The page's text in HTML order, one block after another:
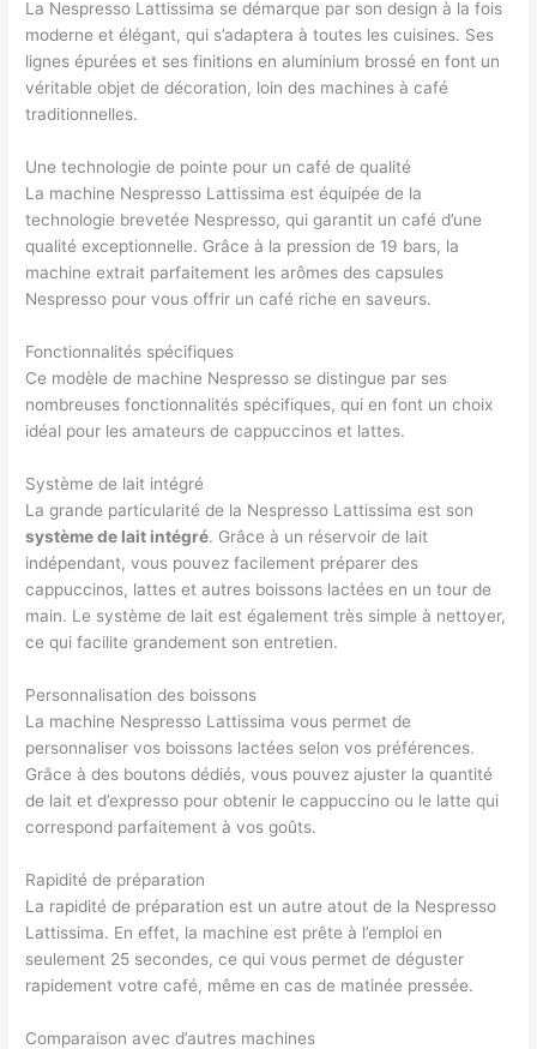
La Nespresso Lattissima se démarque par son design à la fois
moderne et élégant, qui s’adaptera à toutes les cuisines. Ses
lignes épurées et ses finitions en aluminium brossé en font un
véritable objet de décoration, loin des machines à café
traditionnelles.
Une technologie de pointe pour un café de qualité
La machine Nespresso Lattissima est équipée de la
technologie brevetée Nespresso, qui garantit un café d’une
qualité exceptionnelle. Grâce à la pression de 19 bars, la
machine extrait parfaitement les arômes des capsules
Nespresso pour vous offrir un café riche en saveurs.
Fonctionnalités spécifiques
Ce modèle de machine Nespresso se distingue par ses
nombreuses fonctionnalités spécifiques, qui en font un choix
idéal pour les amateurs de cappuccinos et lattes.
Système de lait intégré
La grande particularité de la Nespresso Lattissima est son
système de lait intégré. Grâce à un réservoir de lait
indépendant, vous pouvez facilement préparer des
cappuccinos, lattes et autres boissons lactées en un tour de
main. Le système de lait est également très simple à nettoyer,
ce qui facilite grandement son entretien.
Personnalisation des boissons
La machine Nespresso Lattissima vous permet de
personnaliser vos boissons lactées selon vos préférences.
Grâce à des boutons dédiés, vous pouvez ajuster la quantité
de lait et d’expresso pour obtenir le cappuccino ou le latte qui
correspond parfaitement à vos goûts.
Rapidité de préparation
La rapidité de préparation est un autre atout de la Nespresso
Lattissima. En effet, la machine est prête à l’emploi en
seulement 25 secondes, ce qui vous permet de déguster
rapidement votre café, même en cas de matinée pressée.
Comparaison avec d’autres machines